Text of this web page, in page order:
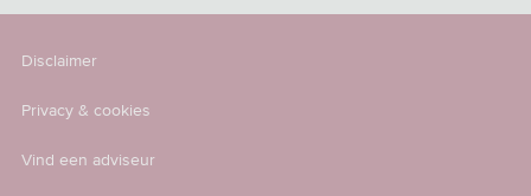
Disclaimer
Privacy & cookies
Vind een adviseur